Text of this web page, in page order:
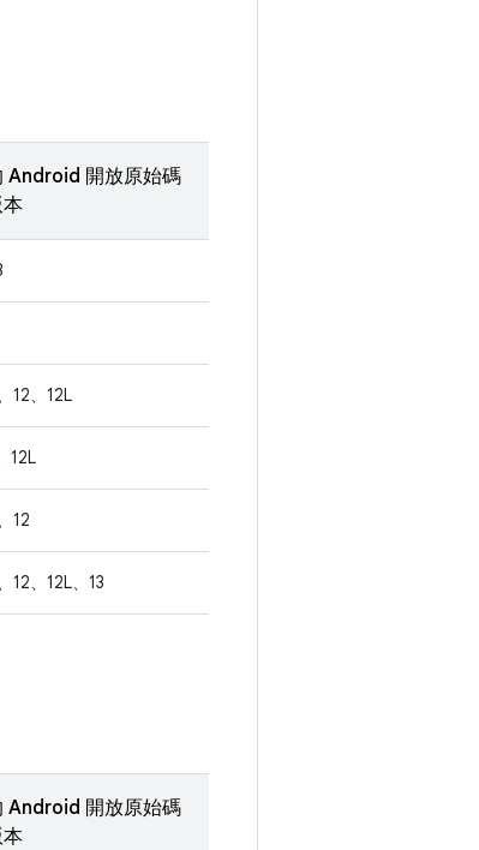
Android 開放原始碼
12、12L
12L
12
12、12L、13
Android 開放原始碼